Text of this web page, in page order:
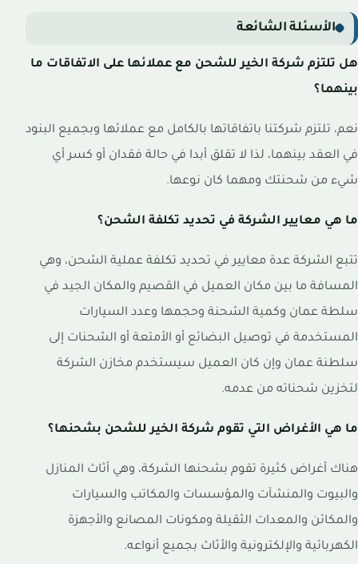
الأسئلة الشائعة
هل تلتزم شركة الخير للشحن مع عملائها على الاتفاقات ما
بينهما؟
نعم، تلتزم شركتنا باتفاقاتها بالكامل مع عملائها وبجميع البنود
في العقد بينهما، لذا لا تقلق أبدا في حالة فقدان أو كسر أي
شيء من شحنتك ومهما كان نوعها.
ما هي معايير الشركة في تحديد تكلفة الشحن؟
تتبع الشركة عدة معايير في تحديد تكلفة عملية الشحن، وهي
المسافة ما بين مكان العميل في القصيم والمكان الجيد في
سلطة عمان وكمية الشحنة وحجمها وعدد السيارات
المستخدمة في توصيل البضائع أو الأمتعة أو الشحنات إلى
سلطنة عمان وإن كان العميل سيستخدم مخازن الشركة
لتخزين شحناته من عدمه.
ما هي الأغراض التي تقوم شركة الخير للشحن بشحنها؟
هناك أغراض كثيرة تقوم بشحنها الشركة، وهي أثاث المنازل
والبيوت والمنشآت والمؤسسات والمكاتب والسيارات
والمكائن والمعدات الثقيلة ومكونات المصانع والأجهزة
الكهربائية والإلكترونية والأثاث بجميع أنواعه.